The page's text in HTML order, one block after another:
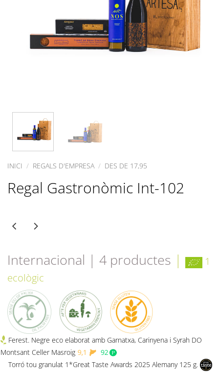
INICI / REGALS D'EMPRESA / DES DE 17,95
Regal Gastronòmic Int-102
Internacional | 4 productes |
1
ecològic
Ferest. Negre eco elaborat amb Garnatxa, Carinyena i Syrah DO
Montsant Celler Masroig
Torró tou granulat 1*Great Taste Awards 2025 Alemany 125 g.